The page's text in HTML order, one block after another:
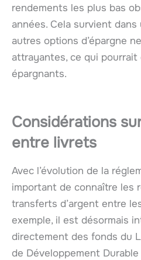
rendements les plus bas
années. Cela survient
autres options d’épargne
attrayantes, ce qui pourrait
épargnants.
Considérations
entre livrets
Avec l’évolution de la
important de connaître les
transferts d’argent entre
exemple, il est désormais
directement des fonds du
de Développement